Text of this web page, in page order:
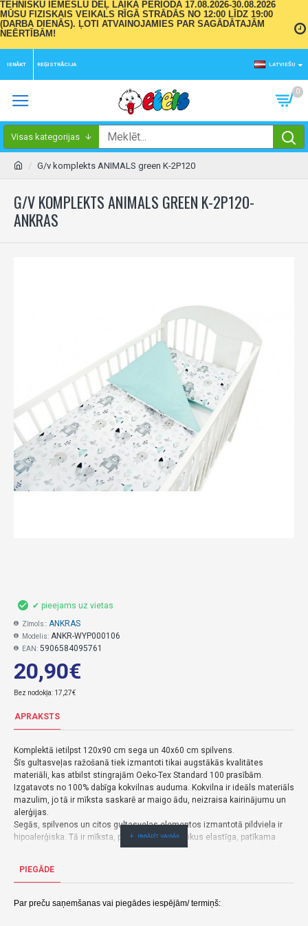
TEHNISKU IEMESLU DĒĻ LAIKA PERIODĀ 17.08.2026-30.08.2026
MŪSU FIZISKAIS VEIKALS RĪGĀ STRĀDĀS NO 12:00 LĪDZ 19:00
(DARBA DIENĀS). ĻOTI ATVAINOJAMIES PAR SAGĀDĀTAJĀM
NEĒRTĪBĀM!
IENĀKT REĢISTRĀCIJA LATVIEŠU
0
Visas kategorijas
G/v komplekts ANIMALS green K-2P120
G/V KOMPLEKTS ANIMALS GREEN K-2P120-
ANKRAS
20,90€
Bez nodokļa: 17,27€
✔ pieejams uz vietas
Zīmols:: ANKRAS
Modelis: ANKR-WYP000106
EAN: 5906584095761
APRAKSTS
Komplektā ietilpst 120x90 cm sega un 40x60 cm spilvens.
Šīs gultasveļas ražošanā tiek izmantoti tikai augstākās kvalitātes
materiāli, kas atbilst stingrajām Oeko-Tex Standard 100 prasībām.
Izgatavots no 100% dabīga kokvilnas auduma. Kokvilna ir ideāls materiāls
mazulim, jo ​​tā ir mīksta saskarē ar maigo ādu, neizraisa kairinājumu un
alerģijas.
Segās, spilvenos un citos gultasveļas elementos izmantotā pildviela ir
hipoalerģiska. Tā ir mīksta, pūkaina, bet vienlaikus elastīga, patīkama
pieskārienam un veicina mitruma izdalīšanos no ķermeņa miega laikā –
siltumizolācijas īpašības nodrošina brīvu elpojamību un ir ļoti praktiskas:
lietošanai.
PIEGĀDE
Par preču saņemšanas vai piegādes iespējām/ termiņš: